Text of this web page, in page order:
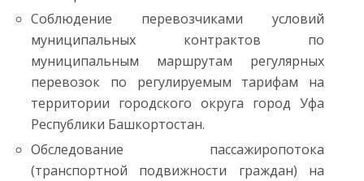
Соблюдение перевозчиками условий
муниципальных контрактов по
муниципальным маршрутам регулярных
перевозок по регулируемым тарифам на
территории городского округа город Уфа
Республики Башкортостан.
Обследование пассажиропотока
(транспортной подвижности граждан) на